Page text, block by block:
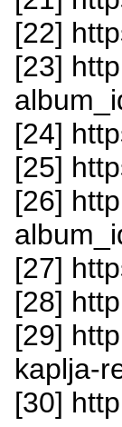
[22]
[23]
[24]
[25]
[26]
[27]
[28]
[29]
kaplja-
[30]